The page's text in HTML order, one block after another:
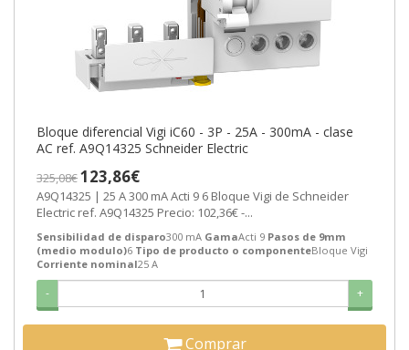
Bloque diferencial Vigi iC60 - 3P - 25A - 300mA - clase
AC ref. A9Q14325 Schneider Electric
325,08€123,86€
A9Q14325 | 25 A 300 mA Acti 9 6 Bloque Vigi de Schneider
Electric ref. A9Q14325 Precio: 102,36€ -...
Sensibilidad de disparo300 mA GamaActi 9 Pasos de 9mm
(medio modulo)6 Tipo de producto o componenteBloque Vigi
Corriente nominal25 A
- +
Comprar